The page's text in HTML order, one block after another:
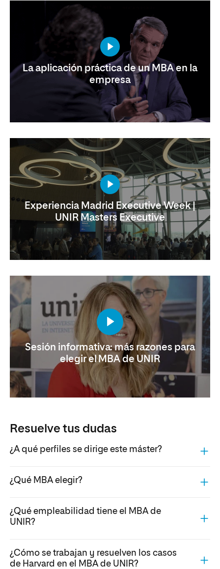
La aplicación práctica de un MBA en la
empresa
Experiencia Madrid Executive Week |
UNIR Masters Executive
Sesión informativa: más razones para
elegir el MBA de UNIR
Resuelve tus dudas
¿A qué perfiles se dirige este máster?
¿Qué MBA elegir?
¿Qué empleabilidad tiene el MBA de
UNIR?
¿Cómo se trabajan y resuelven los casos
de Harvard en el MBA de UNIR?